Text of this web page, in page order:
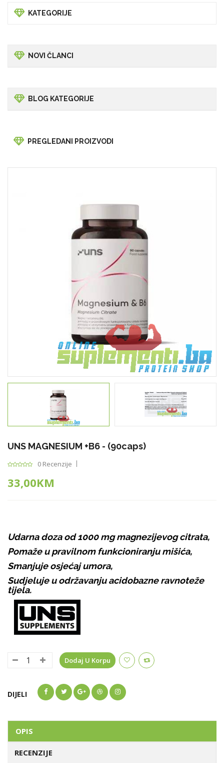
KATEGORIJE
NOVI ČLANCI
BLOG KATEGORIJE
PREGLEDANI PROIZVODI
UNS MAGNESIUM +B6 - (90caps)
0 Recenzije
33,00KM
Udarna doza od 1000 mg magnezijevog citrata,
Pomaže u pravilnom funkcioniranju mišića,
Smanjuje osjećaj umora,
Sudjeluje u održavanju acidobazne ravnoteže
tijela.
Dodaj U Korpu
DIJELI
OPIS
RECENZIJE